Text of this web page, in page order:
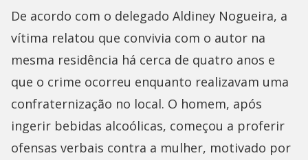
De acordo com o delegado Aldiney Nogueira, a
vítima relatou que convivia com o autor na
mesma residência há cerca de quatro anos e
que o crime ocorreu enquanto realizavam uma
confraternização no local. O homem, após
ingerir bebidas alcoólicas, começou a proferir
ofensas verbais contra a mulher, motivado por